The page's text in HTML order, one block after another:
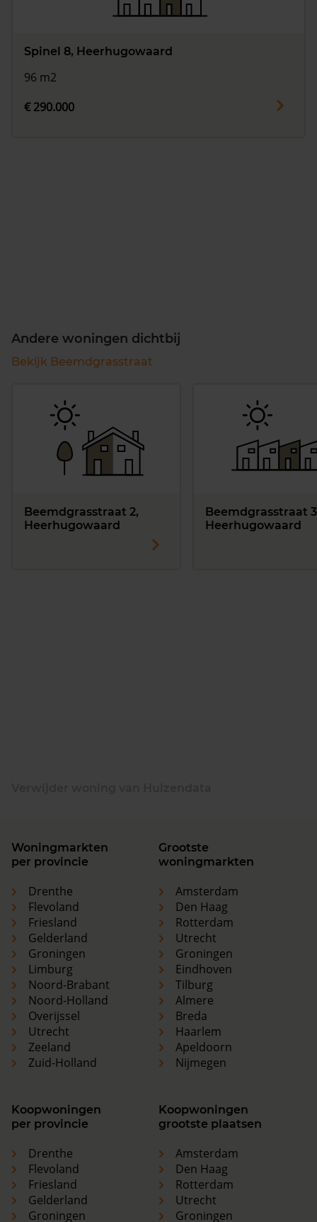
Spinel 8, Heerhugowaard
96 m2
€ 290.000
Andere woningen dichtbij
Bekijk Beemdgrasstraat
Beemdgrasstraat 2,
Heerhugowaard
Beemdgrasstraat
Heerhugowaard
Woningmarkten
per provincie
Drenthe
Flevoland
Friesland
Gelderland
Groningen
Limburg
Noord-Brabant
Noord-Holland
Overijssel
Utrecht
Zeeland
Zuid-Holland
Grootste
woningmarkten
Amsterdam
Den Haag
Rotterdam
Utrecht
Groningen
Eindhoven
Tilburg
Almere
Breda
Haarlem
Apeldoorn
Nijmegen
Koopwoningen
per provincie
Drenthe
Flevoland
Friesland
Gelderland
Groningen
Koopwoningen
grootste plaatsen
Amsterdam
Den Haag
Rotterdam
Utrecht
Groningen